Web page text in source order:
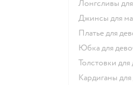
Лонгсливы
Джинсы для
Платье для
Юбка для
Толстовки
Кардиганы